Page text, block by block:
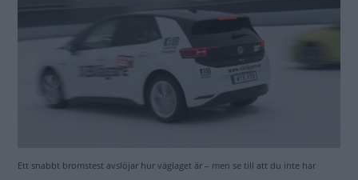
Ett snabbt bromstest avslöjar hur väglaget är – men se till att du inte har